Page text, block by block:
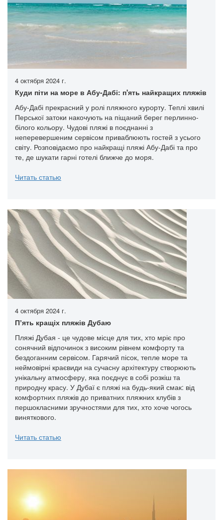
4 октября 2024 г.
Куди піти на море в Абу-Дабі: п'ять найкращих пляжів
Абу-Дабі прекрасний у ролі пляжного курорту. Теплі хвилі
Перської затоки накочують на піщаний берег перлинно-
білого кольору. Чудові пляжі в поєднанні з
неперевершеним сервісом приваблюють гостей з усього
світу. Розповідаємо про найкращі пляжі Абу-Дабі та про
те, де шукати гарні готелі ближче до моря.
Читать статью
4 октября 2024 г.
Пʼять кращіх пляжів Дубаю
Пляжі Дубая - це чудове місце для тих, хто мріє про
сонячний відпочинок з високим рівнем комфорту та
бездоганним сервісом. Гарячий пісок, тепле море та
неймовірні краєвиди на сучасну архітектуру створюють
унікальну атмосферу, яка поєднує в собі розкіш та
природну красу. У Дубаї є пляжі на будь-який смак: від
комфортних пляжів до приватних пляжних клубів з
першокласними зручностями для тих, хто хоче чогось
виняткового.
Читать статью